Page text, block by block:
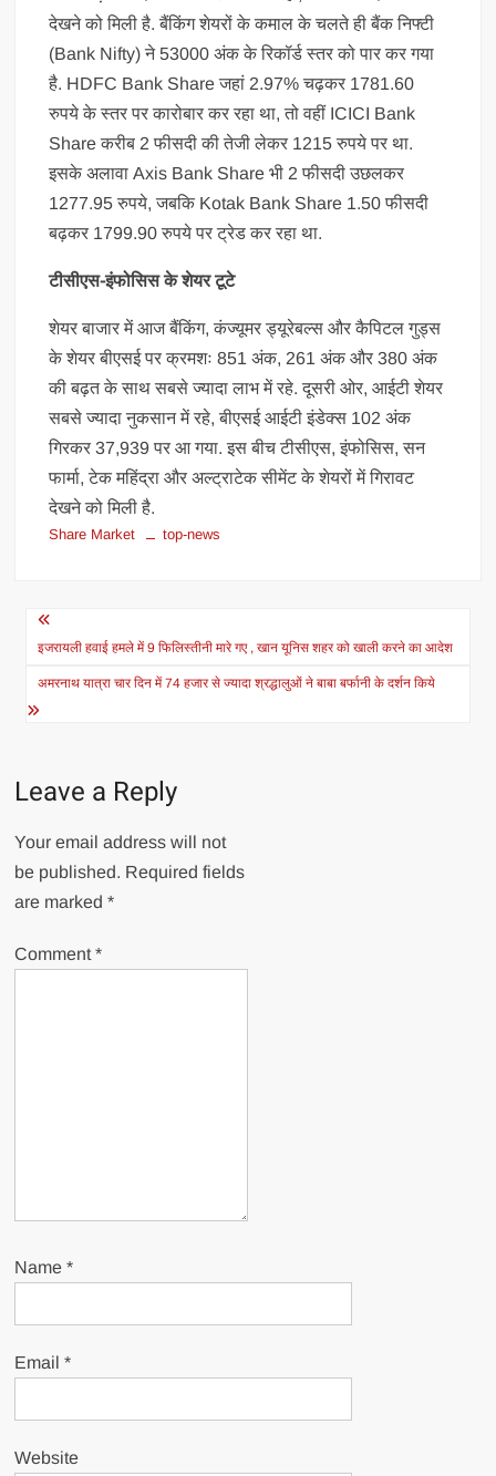
देखने को मिली है. बैंकिंग शेयरों के कमाल के चलते ही बैंक निफ्टी
(Bank Nifty) ने 53000 अंक के रिकॉर्ड स्तर को पार कर गया
है. HDFC Bank Share जहां 2.97% चढ़कर 1781.60
रुपये के स्तर पर कारोबार कर रहा था, तो वहीं ICICI Bank
Share करीब 2 फीसदी की तेजी लेकर 1215 रुपये पर था.
इसके अलावा Axis Bank Share भी 2 फीसदी उछलकर
1277.95 रुपये, जबकि Kotak Bank Share 1.50 फीसदी
बढ़कर 1799.90 रुपये पर ट्रेड कर रहा था.
टीसीएस-इंफोसिस के शेयर टूटे
शेयर बाजार में आज बैंकिंग, कंज्यूमर ड्यूरेबल्स और कैपिटल गुड्स
के शेयर बीएसई पर क्रमशः 851 अंक, 261 अंक और 380 अंक
की बढ़त के साथ सबसे ज्यादा लाभ में रहे. दूसरी ओर, आईटी शेयर
सबसे ज्यादा नुकसान में रहे, बीएसई आईटी इंडेक्स 102 अंक
गिरकर 37,939 पर आ गया. इस बीच टीसीएस, इंफोसिस, सन
फार्मा, टेक महिंद्रा और अल्ट्राटेक सीमेंट के शेयरों में गिरावट
देखने को मिली है.
Share Market top-news
Post
navigation
इजरायली हवाई हमले में 9 फिलिस्तीनी मारे गए , खान यूनिस शहर को खाली करने का आदेश
अमरनाथ यात्रा चार दिन में 74 हजार से ज्यादा श्रद्धालुओं ने बाबा बर्फानी के दर्शन किये
Leave a Reply
Your email address will not
be published. Required fields
are marked*
Comment*
Name*
Email*
Website